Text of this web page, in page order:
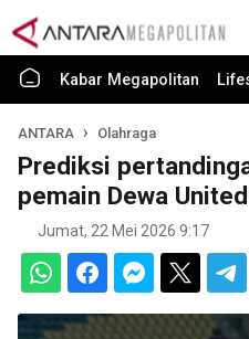
Kabar Megapolitan
ANTARA Olahraga
Prediksi
pemain Dewa
Jumat, 22 Mei 2026 9:17